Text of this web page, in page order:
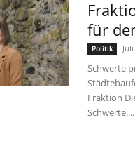
für
Politik
Schwerte
Fraktion
Schwerte....